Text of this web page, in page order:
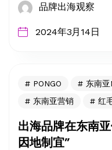
品牌出海观察
2024年3月14日
PONGO 东南亚
东南亚营销
红
出海品牌在东南
因地制宜”